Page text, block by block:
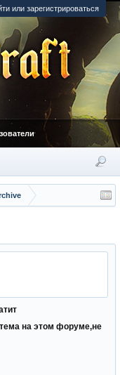
или зарегистрироваться
на этом форуме,не